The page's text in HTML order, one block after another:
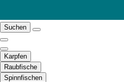
Suchen
Karpfen
Raubfische
Spinnfischen